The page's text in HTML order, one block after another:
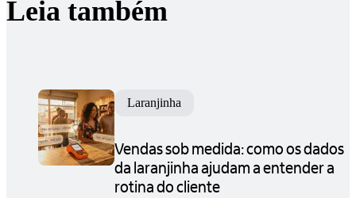
Leia também
Laranjinha
Vendas sob medida: como os dados
da laranjinha ajudam a entender a
rotina do cliente